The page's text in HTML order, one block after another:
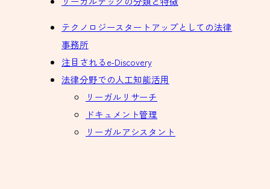
テクノロジースタートアップとしての法律
事務所
注目されるe-Discovery
法律分野での人工知能活用
リーガルリサーチ
ドキュメント管理
リーガルアシスタント